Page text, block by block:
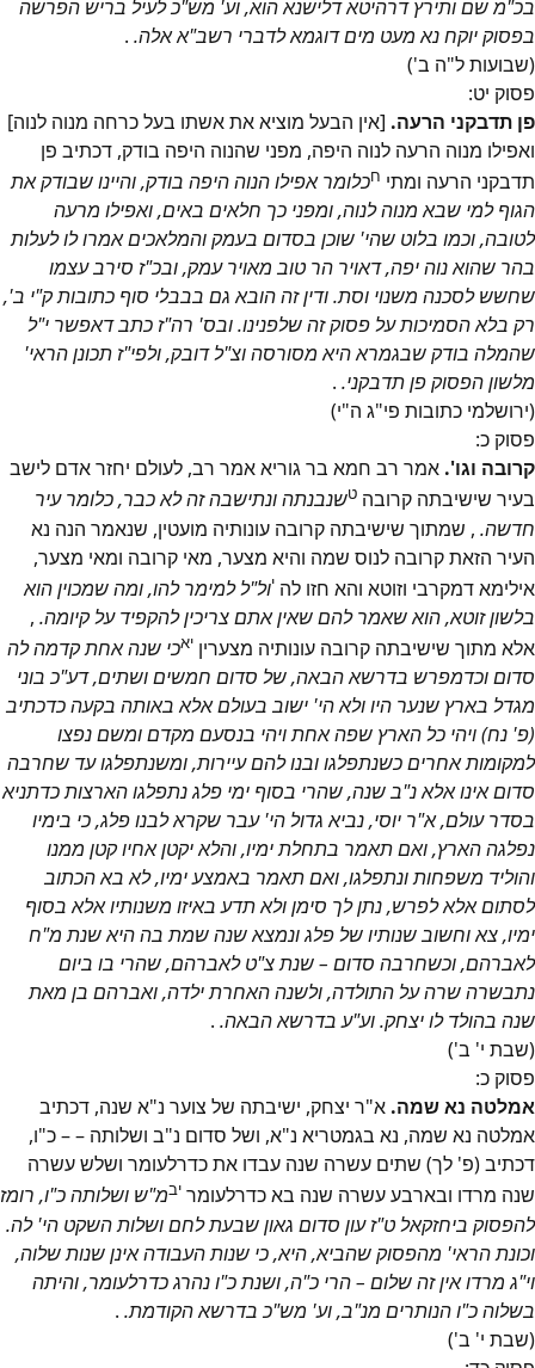
בכ"מ שם ותירץ דרהיטא דלישנא הוא, וע' מש"כ לעיל בריש הפרשה
בפסוק יוקח נא מעט מים דוגמא לדברי רשב"א אלה. .
(שבועות ל"ה ב')
פסוק יט:
פן תדבקני הרעה. [אין הבעל מוציא את אשתו בעל כרחה מנוה לנוה]
ואפילו מנוה הרעה לנוה היפה, מפני שהנוה היפה בודק, דכתיב פן
תדבקני הרעה ומתי חכלומר אפילו הנוה היפה בודק, והיינו שבודק את
הגוף למי שבא מנוה לנוה, ומפני כך חלאים באים, ואפילו מרעה
לטובה, וכמו בלוט שהי' שוכן בסדום בעמק והמלאכים אמרו לו לעלות
בהר שהוא נוה יפה, דאויר הר טוב מאויר עמק, ובכ"ז סירב עצמו
שחשש לסכנה משנוי וסת. ודין זה הובא גם בבבלי סוף כתובות ק"י ב',
רק בלא הסמיכות על פסוק זה שלפנינו. ובס' רה"ז כתב דאפשר י"ל
שהמלה בודק שבגמרא היא מסורסה וצ"ל דובק, ולפי"ז תכונן הראי'
מלשון הפסוק פן תדבקני. .
(ירושלמי כתובות פי"ג ה"י)
פסוק כ:
קרובה וגו'. אמר רב חמא בר גוריא אמר רב, לעולם יחזר אדם לישב
בעיר שישיבתה קרובה טשנבנתה ונתישבה זה לא כבר, כלומר עיר
חדשה. , שמתוך שישיבתה קרובה עונותיה מועטין, שנאמר הנה נא
העיר הזאת קרובה לנוס שמה והיא מצער, מאי קרובה ומאי מצער,
אילימא דמקרבי וזוטא והא חזו לה יול"ל למימר להו, ומה שמכוין הוא
בלשון זוטא, הוא שאמר להם שאין אתם צריכין להקפיד על קיומה. ,
אלא מתוך שישיבתה קרובה עונותיה מצערין יאכי שנה אחת קדמה לה
סדום וכדמפרש בדרשא הבאה, של סדום חמשים ושתים, דע"כ בוני
מגדל בארץ שנער היו ולא הי' ישוב בעולם אלא באותה בקעה כדכתיב
(פ' נח) ויהי כל הארץ שפה אחת ויהי בנסעם מקדם ומשם נפצו
למקומות אחרים כשנתפלגו ובנו להם עיירות, ומשנתפלגו עד שחרבה
סדום אינו אלא נ"ב שנה, שהרי בסוף ימי פלג נתפלגו הארצות כדתניא
בסדר עולם, א"ר יוסי, נביא גדול הי' עבר שקרא לבנו פלג, כי בימיו
נפלגה הארץ, ואם תאמר בתחלת ימיו, והלא יקטן אחיו קטן ממנו
והוליד משפחות ונתפלגו, ואם תאמר באמצע ימיו, לא בא הכתוב
לסתום אלא לפרש, נתן לך סימן ולא תדע באיזו משנותיו אלא בסוף
ימיו, צא וחשוב שנותיו של פלג ונמצא שנה שמת בה היא שנת מ"ח
לאברהם, וכשחרבה סדום – שנת צ"ט לאברהם, שהרי בו ביום
נתבשרה שרה על התולדה, ולשנה האחרת ילדה, ואברהם בן מאת
שנה בהולד לו יצחק. וע"ע בדרשא הבאה. .
(שבת י' ב')
פסוק כ:
אמלטה נא שמה. א"ר יצחק, ישיבתה של צוער נ"א שנה, דכתיב
אמלטה נא שמה, נא בגמטריא נ"א, ושל סדום נ"ב ושלותה – – כ"ו,
דכתיב (פ' לך) שתים עשרה שנה עבדו את כדרלעומר ושלש עשרה
שנה מרדו ובארבע עשרה שנה בא כדרלעומר יבמ"ש ושלותה כ"ו, רומז
להפסוק ביחזקאל ט"ז עון סדום גאון שבעת לחם ושלות השקט הי' לה.
וכונת הראי' מהפסוק שהביא, היא, כי שנות העבודה אינן שנות שלוה,
וי"ג מרדו אין זה שלום – הרי כ"ה, ושנת כ"ו נהרג כדרלעומר, והיתה
בשלוה כ"ו הנותרים מנ"ב, וע' מש"כ בדרשא הקודמת. .
(שבת י' ב')